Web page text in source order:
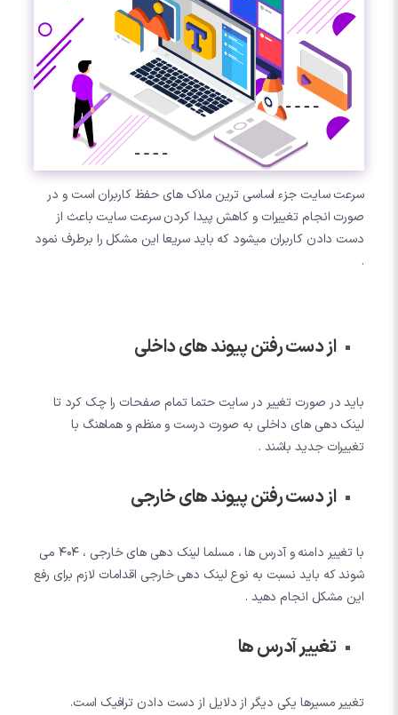
سرعت سایت جزء اساسی ترین ملاک های حفظ کاربران است و در
صورت انجام تغییرات و کاهش پیدا کردن سرعت سایت باعث از
دست دادن کاربران میشود که باید سریعا این مشکل را برطرف نمود
.
از دست رفتن پیوند های داخلی
باید در صورت تغییر در سایت حتما تمام صفحات را چک کرد تا
لینک دهی های داخلی به صورت درست و منظم و هماهنگ با
تغییرات جدید باشند .
از دست رفتن پیوند های خارجی
با تغییر دامنه و آدرس ها ، مسلما لینک دهی های خارجی ، 404 می
شوند که باید نسبت به نوع لینک دهی خارجی اقدامات لازم برای رفع
این مشکل انجام دهید .
تغییر آدرس ها
تغییر مسیرها یکی دیگر از دلایل از دست دادن ترافیک است.